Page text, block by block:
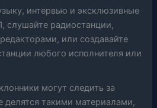
интервью и эксклюзивные
слушайте радиостанции,
или создавайте
любого исполнителя или
могут следить за
делятся такими материалами,